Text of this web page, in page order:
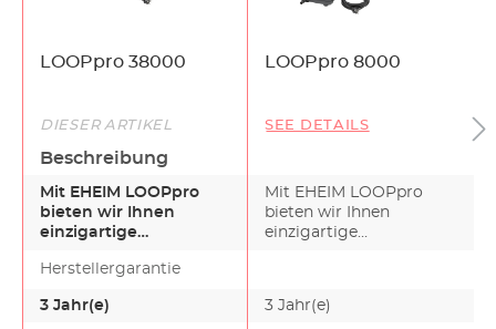
LOOPpro 38000 LOOPpro 8000
DIESER ARTIKEL SEE DETAILS
Beschreibung
Mit EHEIM LOOPpro
bieten wir Ihnen
einzigartige
kristallklares,…
Mit EHEIM LOOPpro
bieten wir Ihnen
einzigartige
Herstellergarantie
3 Jahr(e) 3 Jahr(e)